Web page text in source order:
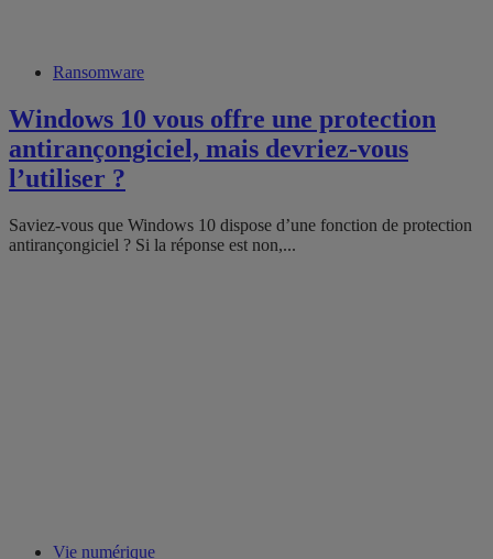
Ransomware
Windows 10 vous offre une protection
antirançongiciel, mais devriez-vous
l’utiliser ?
Saviez-vous que Windows 10 dispose d’une fonction de protection
antirançongiciel ? Si la réponse est non,...
Vie numérique